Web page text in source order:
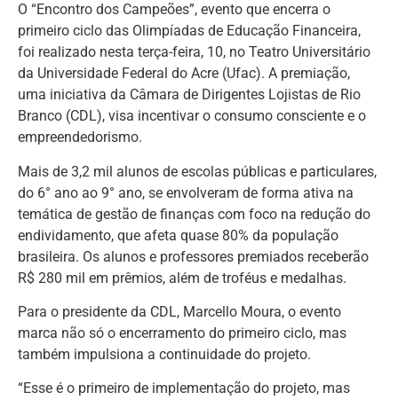
O “Encontro dos Campeões”, evento que encerra o
primeiro ciclo das Olimpíadas de Educação Financeira,
foi realizado nesta terça-feira, 10, no Teatro Universitário
da Universidade Federal do Acre (Ufac). A premiação,
uma iniciativa da Câmara de Dirigentes Lojistas de Rio
Branco (CDL), visa incentivar o consumo consciente e o
empreendedorismo.
Mais de 3,2 mil alunos de escolas públicas e particulares,
do 6° ano ao 9° ano, se envolveram de forma ativa na
temática de gestão de finanças com foco na redução do
endividamento, que afeta quase 80% da população
brasileira. Os alunos e professores premiados receberão
R$ 280 mil em prêmios, além de troféus e medalhas.
Para o presidente da CDL, Marcello Moura, o evento
marca não só o encerramento do primeiro ciclo, mas
também impulsiona a continuidade do projeto.
“Esse é o primeiro de implementação do projeto, mas